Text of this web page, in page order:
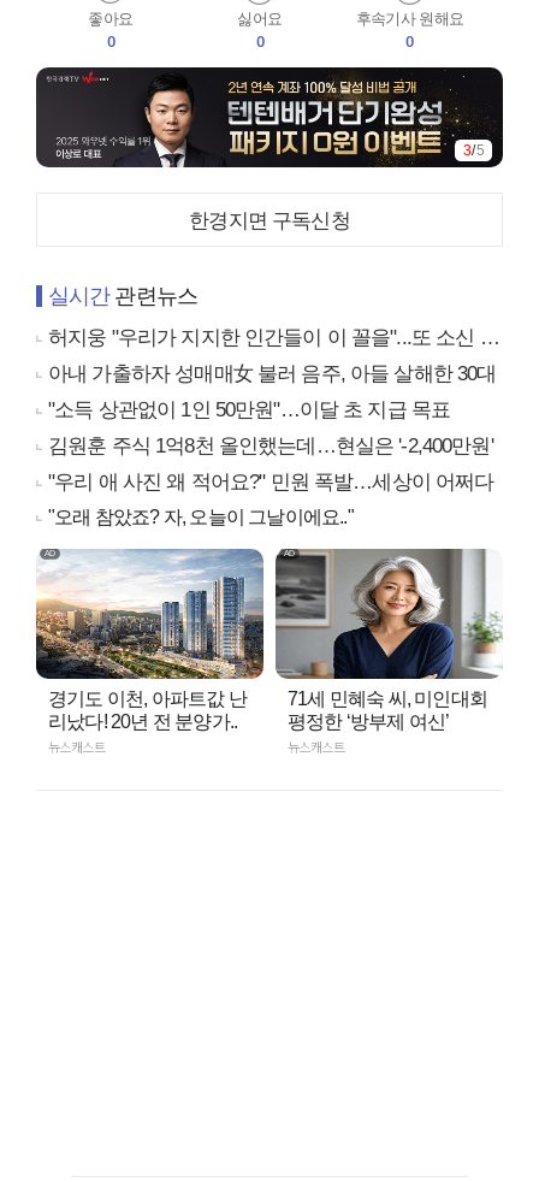
좋아요
0
싫어요
0
후속기사 원해요
0
3/5
한경지면 구독신청
실시간관련뉴스
허지웅 "우리가 지지한 인간들이 이 꼴을"...또 소신 발언
아내 가출하자 성매매女 불러 음주, 아들 살해한 30대
"소득 상관없이 1인 50만원"…이달 초 지급 목표
김원훈 주식 1억8천 올인했는데…현실은 '-2,400만원'
"우리 애 사진 왜 적어요?" 민원 폭발…세상이 어쩌다
"오래 참았죠? 자, 오늘이 그날이에요.."
경기도 이천, 아파트값 난
리났다! 20년 전 분양가..
뉴스캐스트
71세 민혜숙 씨, 미인대회
평정한 ‘방부제 여신’
뉴스캐스트